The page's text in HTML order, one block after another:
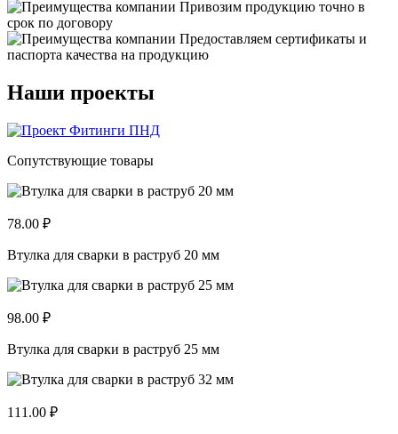
Привозим продукцию точно в
срок по договору
Предоставляем сертификаты и
паспорта качества на продукцию
Наши проекты
Сопутствующие товары
78.00 ₽
Втулка для сварки в раструб 20 мм
98.00 ₽
Втулка для сварки в раструб 25 мм
111.00 ₽